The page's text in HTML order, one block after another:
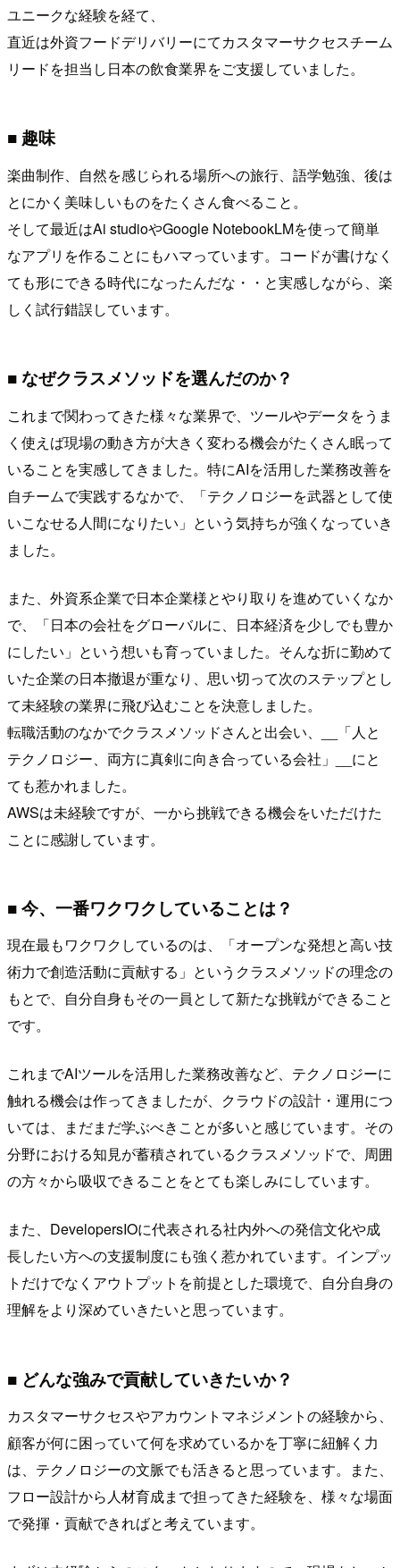
ユニークな経験を経て、
直近は外資フードデリバリーにてカスタマーサクセスチーム
リードを担当し日本の飲食業界をご支援していました。
■ 趣味
楽曲制作、自然を感じられる場所への旅行、語学勉強、後は
とにかく美味しいものをたくさん食べること。
そして最近はAi studioやGoogle NotebookLMを使って簡単
なアプリを作ることにもハマっています。コードが書けなく
ても形にできる時代になったんだな・・と実感しながら、楽
しく試行錯誤しています。
■ なぜクラスメソッドを選んだのか？
これまで関わってきた様々な業界で、ツールやデータをうま
く使えば現場の動き方が大きく変わる機会がたくさん眠って
いることを実感してきました。特にAIを活用した業務改善を
自チームで実践するなかで、「テクノロジーを武器として使
いこなせる人間になりたい」という気持ちが強くなっていき
ました。
また、外資系企業で日本企業様とやり取りを進めていくなか
で、「日本の会社をグローバルに、日本経済を少しでも豊か
にしたい」という想いも育っていました。そんな折に勤めて
いた企業の日本撤退が重なり、思い切って次のステップとし
て未経験の業界に飛び込むことを決意しました。
転職活動のなかでクラスメソッドさんと出会い、__「人と
テクノロジー、両方に真剣に向き合っている会社」__にと
ても惹かれました。
AWSは未経験ですが、一から挑戦できる機会をいただけた
ことに感謝しています。
■ 今、一番ワクワクしていることは？
現在最もワクワクしているのは、「オープンな発想と高い技
術力で創造活動に貢献する」というクラスメソッドの理念の
もとで、自分自身もその一員として新たな挑戦ができること
です。
これまでAIツールを活用した業務改善など、テクノロジーに
触れる機会は作ってきましたが、クラウドの設計・運用につ
いては、まだまだ学ぶべきことが多いと感じています。その
分野における知見が蓄積されているクラスメソッドで、周囲
の方々から吸収できることをとても楽しみにしています。
また、DevelopersIOに代表される社内外への発信文化や成
長したい方への支援制度にも強く惹かれています。インプッ
トだけでなくアウトプットを前提とした環境で、自分自身の
理解をより深めていきたいと思っています。
■ どんな強みで貢献していきたいか？
カスタマーサクセスやアカウントマネジメントの経験から、
顧客が何に困っていて何を求めているかを丁寧に紐解く力
は、テクノロジーの文脈でも活きると思っています。また、
フロー設計から人材育成まで担ってきた経験を、様々な場面
で発揮・貢献できればと考えています。